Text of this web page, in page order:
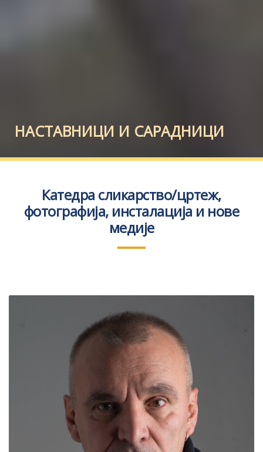
НАСТАВНИЦИ И САРАДНИЦИ
Катедра сликарство/цртеж,
фотографијa, инсталацијa и нове
медије